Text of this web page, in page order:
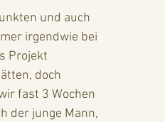
und auch
irgendwie bei
Projekt
doch
fast 3 Wochen
der junge Mann,